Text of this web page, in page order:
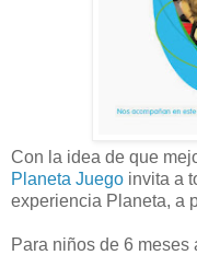
Con la idea de que
Planeta Juego invita a
experiencia Planeta, a
Para niños de 6